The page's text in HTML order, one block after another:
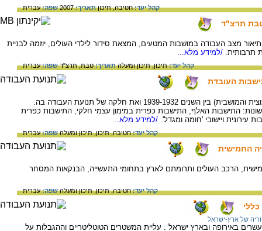
קהל יעד:חטיבה,תיכוןתאריך:2007 שפה:עברית
תרצ"ד
מצב העבודה במושבות המטעים, המצאת סידור לילדי העולים, יוזמה לבניית
תרבותית. /למידע מלא...
קהל יעד:תיכון,תיכון ומעלהתאריך:טבת, תרצ"דשפה:עברית
העובדת
הפרק מתאר את ההתישבות החקלאית (הקיבוצית והמושבית) בין השנים 1939-1932 ואת חלקה של תנועת העבודה בה.
התישבות האלף, התישבות כפרית במימון עצמי חלקי, התישבות כפרית
עירונית ויישובי 'חומה ומגדל'. /למידע מלא...
קהל יעד:חטיבה,תיכון,תיכון ומעלהשפה:עברית
החמישית
הרכב העולים ותרומתם לארץ בתחומי התעשייה, הבנקאות המסחר
קהל יעד:חטיבה,תיכון,תיכון ומעלהשפה:עברית
של ארץ-ישראל
באירופה ובארץ ישראל : עליית המשטרים הטוטליטריים וההגבלות על